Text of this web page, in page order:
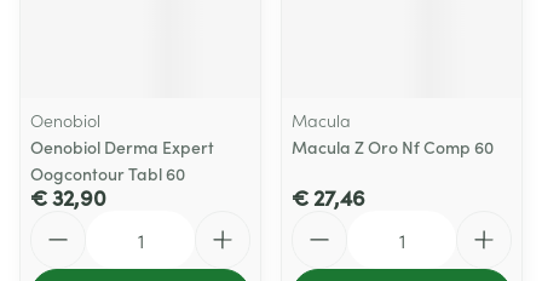
Oenobiol
Oenobiol Derma Expert
Oogcontour Tabl 60
€ 32,90
Macula
Macula Z Oro Nf Comp 60
€ 27,46